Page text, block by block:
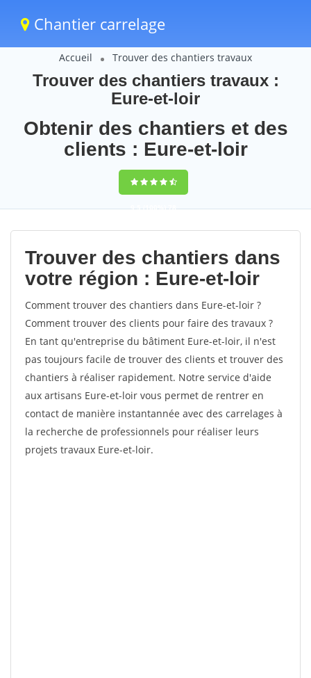
Chantier carrelage
Accueil Trouver des chantiers travaux
Trouver des chantiers travaux :
Eure-et-loir
Obtenir des chantiers et des
clients : Eure-et-loir
9,5(100%)78
votes
Trouver des chantiers dans
votre région : Eure-et-loir
Comment trouver des chantiers dans Eure-et-loir ?
Comment trouver des clients pour faire des travaux ?
En tant qu'entreprise du bâtiment Eure-et-loir, il n'est
pas toujours facile de trouver des clients et trouver des
chantiers à réaliser rapidement. Notre service d'aide
aux artisans Eure-et-loir vous permet de rentrer en
contact de manière instantannée avec des carrelages à
la recherche de professionnels pour réaliser leurs
projets travaux Eure-et-loir.